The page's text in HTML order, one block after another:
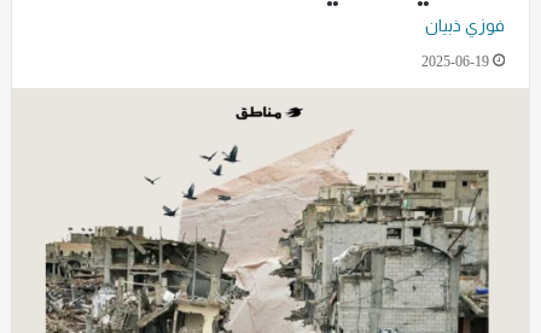
فوزي ذبيان
2025-06-19